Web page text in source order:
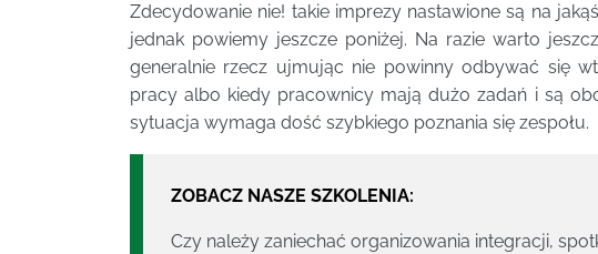
Zdecydowanie nie! takie imprezy nastawione są na
jednak powiemy jeszcze poniżej. Na razie warto
generalnie rzecz ujmując nie powinny odbywać się
pracy albo kiedy pracownicy mają dużo zadań i są
sytuacja wymaga dość szybkiego poznania się zespołu.
ZOBACZ NASZE SZKOLENIA:
Czy należy zaniechać organizowania integracji,